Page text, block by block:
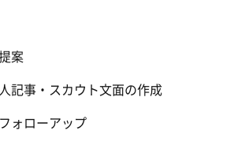
案
記事・スカウト文面の作成
ォローアップ